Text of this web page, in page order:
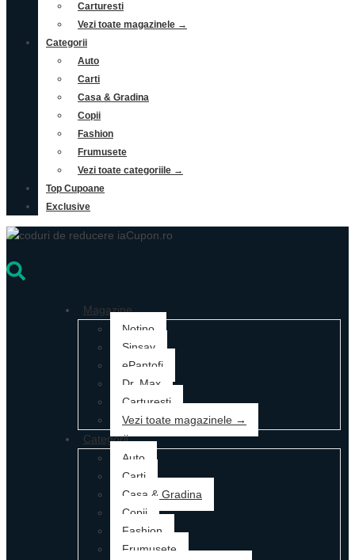
Carturesti
Vezi toate magazinele →
Categorii
Auto
Carti
Casa & Gradina
Copii
Fashion
Frumusete
Vezi toate categoriile →
Top Cupoane
Exclusive
Magazine
Notino
Sinsay
ePantofi
Dr. Max
Carturesti
Vezi toate magazinele →
Categorii
Auto
Carti
Casa & Gradina
Copii
Fashion
Frumusete